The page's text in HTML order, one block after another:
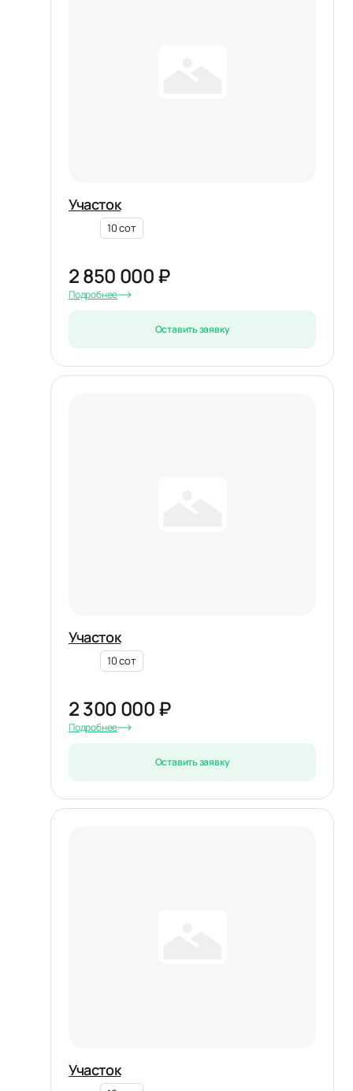
Участок
10 сот
2 850 000 ₽
Подробнее
Оставить заявку
Участок
10 сот
2 300 000 ₽
Подробнее
Оставить заявку
Участок